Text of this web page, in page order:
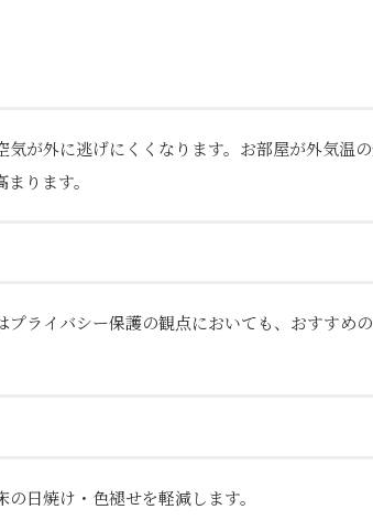
が外に逃げにくくなります。お部屋が外気温
ります。
ライバシー保護の観点においても、おすすめ
日焼け・色褪せを軽減します。